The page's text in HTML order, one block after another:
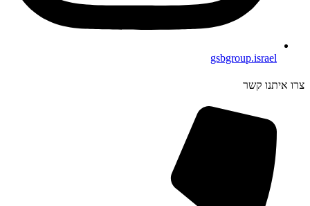
gsbgroup.israel
צרו איתנו קשר